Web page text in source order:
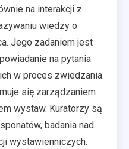
na interakcji z
wiedzy o
Jego zadaniem jest
na pytania
w proces zwiedzania.
się zarządzaniem
wystaw. Kuratorzy są
badania nad
wystawienniczych.